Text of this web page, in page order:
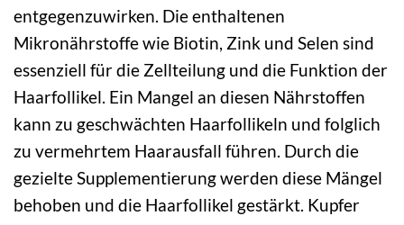
entgegenzuwirken. Die enthaltenen
Mikronährstoffe wie Biotin, Zink und Selen sind
essenziell für die Zellteilung und die Funktion der
Haarfollikel. Ein Mangel an diesen Nährstoffen
kann zu geschwächten Haarfollikeln und folglich
zu vermehrtem Haarausfall führen. Durch die
gezielte Supplementierung werden diese Mängel
behoben und die Haarfollikel gestärkt. Kupfer